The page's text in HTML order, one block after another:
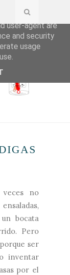
no
bocata
Pero
ser
inventar
por el
its services
user-agent are
and security
usage